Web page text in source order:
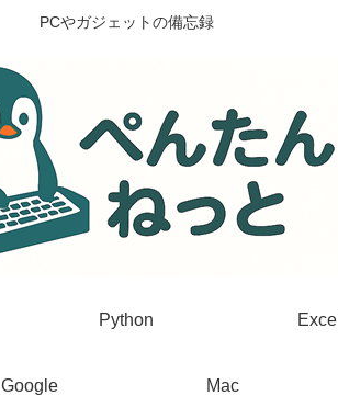
PCやガジェットの備忘録
Python Excel
Google Mac